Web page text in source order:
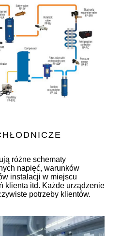
różne schematy
napięć, warunków
instalacji w miejscu
klienta itd. Każde urządzenie
potrzeby klientów.